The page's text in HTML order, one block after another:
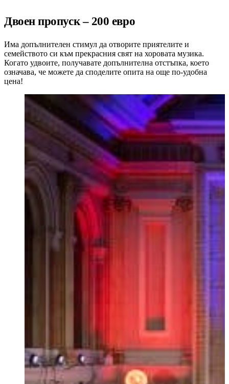
Двоен пропуск – 200 евро
Има допълнителен стимул да отворите приятелите и
семейството си към прекрасния свят на хоровата музика.
Когато удвоите, получавате допълнителна отстъпка, което
означава, че можете да споделите опита на още по-удобна
цена!